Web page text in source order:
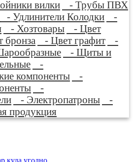
вилки
- Трубы ПВХ
- Удлинители Колодки
-
- Хозтовары
- Цвет
бронза - Цвет графит
-
- Щиты и
-
компоненты
-
-
- Электропатроны
-
продукция
куда угодно